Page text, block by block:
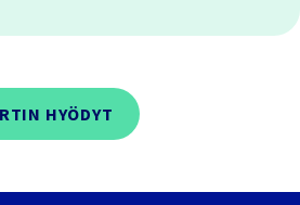
HYÖDYT